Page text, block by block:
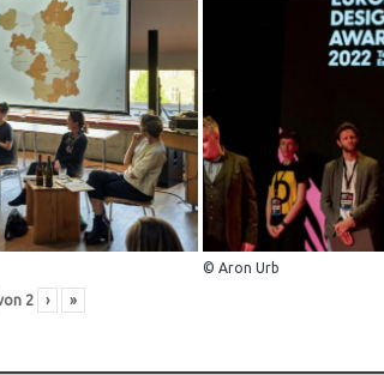
© Aron Urb
2 › »